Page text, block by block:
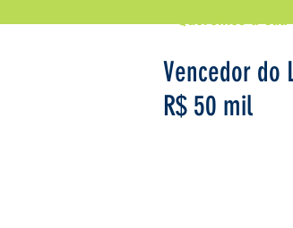
Queremos a
Vencedor do
R$ 50 mil